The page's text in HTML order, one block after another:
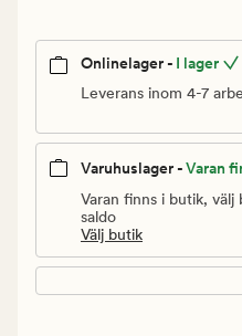
Onlinelager - I lager
Leverans inom 4-7
Varuhuslager -Varan
Varan finns i butik,
saldo
Välj butik